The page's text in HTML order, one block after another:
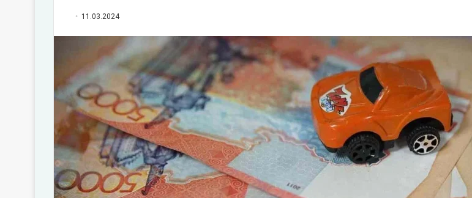
11.03.2024